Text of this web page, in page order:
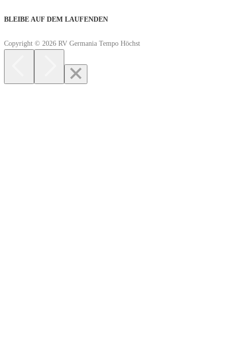
BLEIBE AUF DEM LAUFENDEN
Copyright © 2026 RV Germania Tempo Höchst